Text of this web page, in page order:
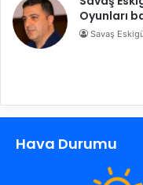
Oyunları
Savaş
Hava Durumu